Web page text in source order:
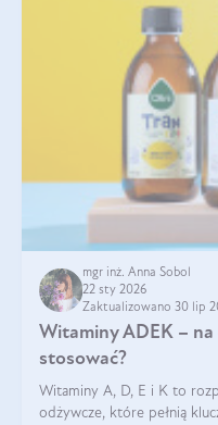
mgr inż. Anna Sobol
22 sty 2026
Zaktualizowano 30 lip
Witaminy ADEK –
stosować?
Witaminy A, D, E i K to
odżywcze, które pełnią